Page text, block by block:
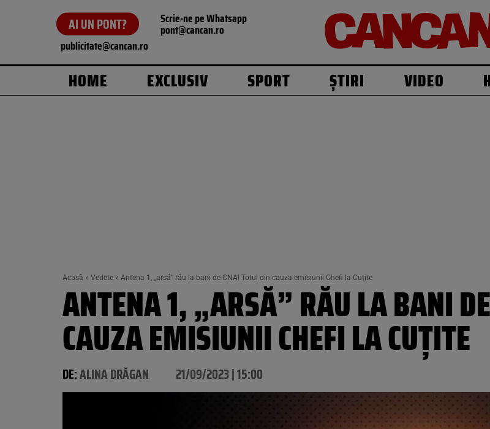
AI UN PONT? Scrie-ne pe Whatsapp
pont@cancan.ro
publicitate@cancan.ro
HOME EXCLUSIV SPORT ȘTIRI VIDEO
Acasă » Vedete » Antena 1, „arsă” rău la bani de CNA! Totul din cauza emisiunii Chefi la Cuţite
ANTENA 1, „ARSĂ” RĂU LA BANI
CAUZA EMISIUNII CHEFI LA CUŢITE
DE:ALINA DRĂGAN 21/09/2023 | 15:00